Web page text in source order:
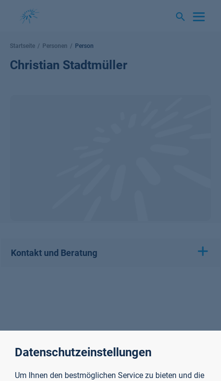
Startseite Personen Person
Christian Stadtmüller
Kontakt und Beratung
Datenschutzeinstellungen
Um Ihnen den bestmöglichen Service zu bieten und die